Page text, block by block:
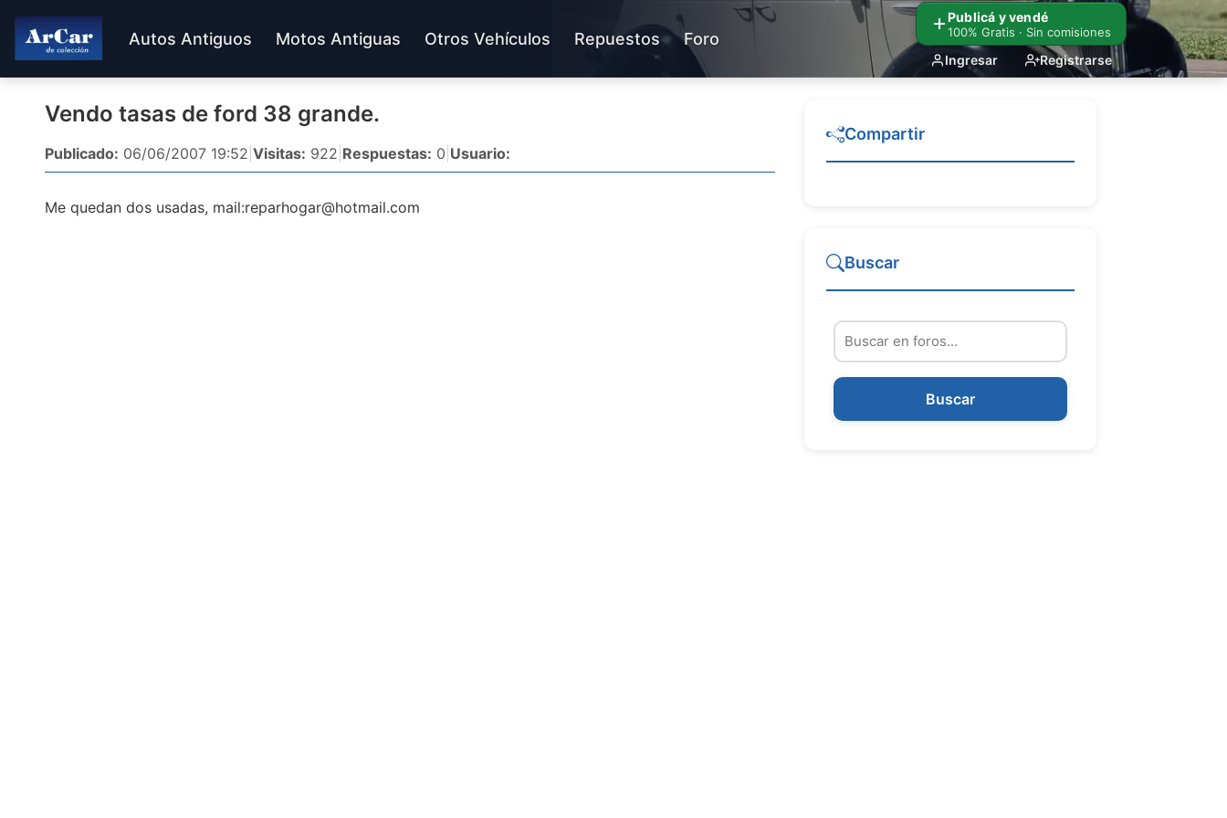
Publicá y vendé
100% Gratis · Sin comisiones
Ingresar Registrarse
Autos Antiguos Motos Antiguas Otros Vehículos Repuestos Foro
Vendo tasas de ford 38 grande.
Publicado: 06/06/2007 19:52 Visitas: 922 Respuestas: 0 Usuario:
Me quedan dos usadas, mail:reparhogar@hotmail.com
Compartir
Buscar
Buscar